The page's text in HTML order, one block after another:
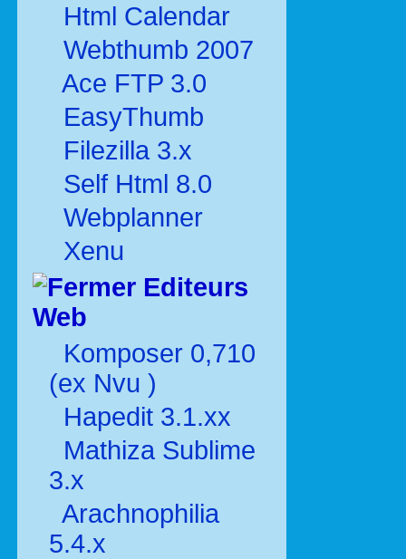
Html Calendar
Webthumb 2007
Ace FTP 3.0
EasyThumb
Filezilla 3.x
Self Html 8.0
Webplanner
Xenu
Editeurs
Web
Komposer 0,710
(ex Nvu )
Hapedit 3.1.xx
Mathiza Sublime
3.x
Arachnophilia
5.4.x